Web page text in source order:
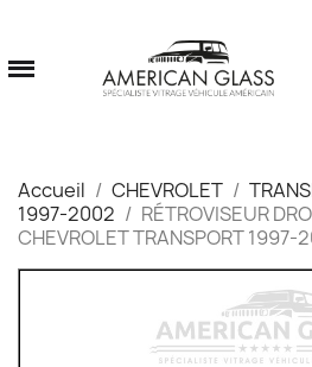
Accueil CHEVROLET
1997-2002
RÉTROVISEUR
CHEVROLET TRANSPORT 1997-